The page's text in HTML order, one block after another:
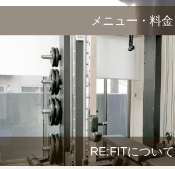
メニュー・料金
RE:FITについて